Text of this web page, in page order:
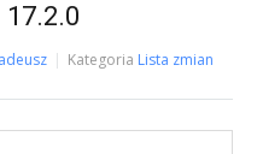
Kategoria Lista zmian